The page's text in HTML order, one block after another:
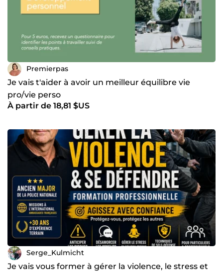
Premierpas
Je vais t'aider à avoir un meilleur équilibre vie
pro/vie perso
À partir de 18,81 $US
Serge_Kulmicht
Je vais vous former à gérer la violence, le stress et